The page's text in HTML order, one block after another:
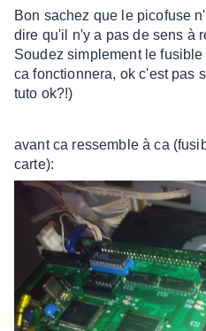
Bon sachez que le picofuse
dire qu'il n'y a pas de sens à
Soudez simplement le
ca fonctionnera, ok c'est pas
tuto ok?!)
avant ca ressemble à ca
carte):